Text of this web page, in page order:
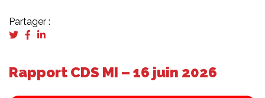
Partager :
Rapport CDS MI – 16 juin 2026